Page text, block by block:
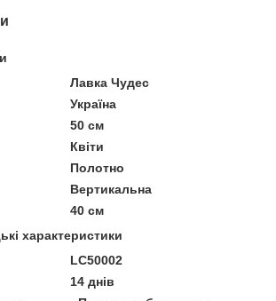
Лавка Чудес
Україна
50 см
Квіти
Полотно
Вертикальна
40 см
характеристики
LC50002
14 днів